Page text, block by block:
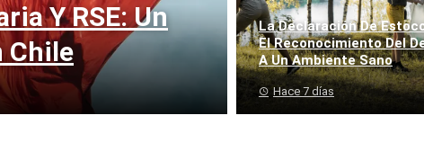
Y RSE: Un
Chile
La Declaración De
El Reconocimiento Del
A Un Ambiente Sano
Hace 7 días